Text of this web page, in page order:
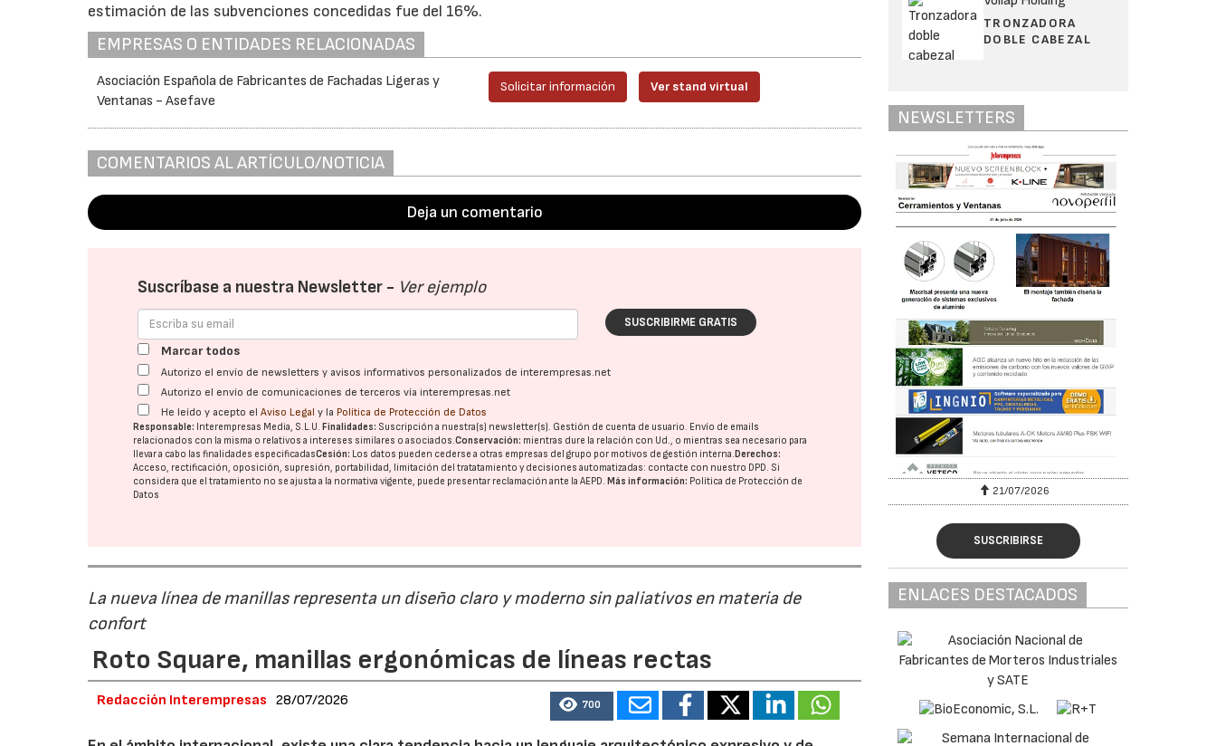
estimación de las subvenciones concedidas fue del 16%.
EMPRESAS O ENTIDADES RELACIONADAS
Asociación Española de Fabricantes de Fachadas Ligeras y
Ventanas - Asefave
Solicitar información Ver stand virtual
COMENTARIOS AL ARTÍCULO/NOTICIA
Deja un comentario
Suscríbase a nuestra Newsletter - Ver ejemplo
SUSCRIBIRME GRATIS
Marcar todos
Autorizo el envío de newsletters y avisos informativos personalizados de interempresas.net
Autorizo el envío de comunicaciones de terceros vía interempresas.net
He leído y acepto elAviso Legal y la Política de Protección de Datos
Responsable: Interempresas Media, S.L.U.Finalidades: Suscripción a nuestra(s) newsletter(s). Gestión de cuenta de usuario. Envío de emails
relacionados con la misma o relativos a intereses similares o asociados.Conservación: mientras dure la relación con Ud., o mientras sea necesario para
llevar a cabo las finalidades especificadasCesión: Los datos pueden cederse a otras empresas del grupo por motivos de gestión interna.Derechos:
Acceso, rectificación, oposición, supresión, portabilidad, limitación del tratatamiento y decisiones automatizadas: contacte con nuestro DPD. Si
considera que el tratamiento no se ajusta a la normativa vigente, puede presentar reclamación ante laAEPD.Más información: Política de Protección de
Datos
La nueva línea de manillas representa un diseño claro y moderno sin paliativos en materia de
confort
Roto Square, manillas ergonómicas de líneas rectas
Redacción Interempresas 28/07/2026 700
TRONZADORA
DOBLE CABEZAL
NEWSLETTERS
21/07/2026
SUSCRIBIRSE
ENLACES DESTACADOS